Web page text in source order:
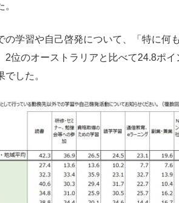
学習や自己啓発について、「特に何
2位のオーストラリアと比べて24.8ポ
でした。